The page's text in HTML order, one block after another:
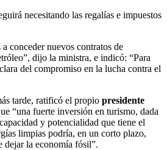
necesitando las regalías e impuestos
conceder nuevos contratos de
dijo la ministra, e indicó: “Para
del compromiso en la lucha contra el
tarde, ratificó el propio presidente
“una fuerte inversión en turismo, dada
y potencialidad que tiene el
limpias podría, en un corto plazo,
dejar la economía fósil”.